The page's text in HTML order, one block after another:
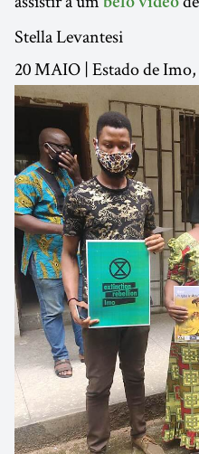
belo vídeo
Stella Levantesi
20 MAIO | Estado de